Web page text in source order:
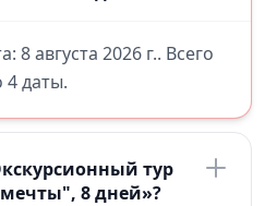
8 августа 2026 г.. Всего
4 даты.
тур
8 дней»?